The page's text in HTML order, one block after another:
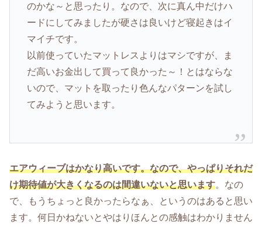
のかな～と思ったり。なので、次に真ん中だけハ
ードにしてみましたが硬さは良いけど寝起きはイ
マイチです。
以前使っていたマットレスよりはマシですが、ま
だ高いお金出して買って良かった～！とはならな
いので、マットを取ったり色んなパターンを試し
てみようと思います。
エアウィーブはかなり高いです。なので、やっぱりそれだ
け期待値が大きくなるのは間違いないと思います。なの
で、もうちょっと良かったらなぁ、というのはあると思い
ます。何日かねないとやはりほんとの感触はわかりません